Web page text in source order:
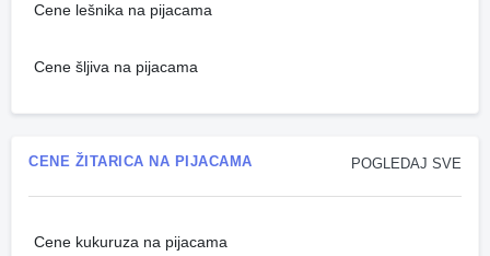
Cene lešnika na pijacama
Cene šljiva na pijacama
POGLEDAJ SVE
CENE ŽITARICA NA PIJACAMA
Cene kukuruza na pijacama